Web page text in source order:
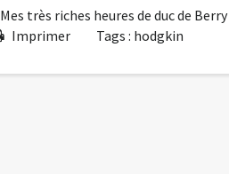
Mes très riches heures de duc de Berry
Imprimer Tags : hodgkin